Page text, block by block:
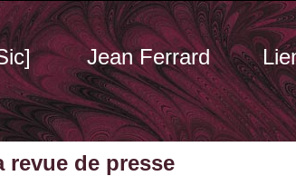
Jean Ferrard
revue de presse